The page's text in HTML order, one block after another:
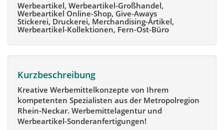
Werbeartikel, Werbeartikel-Großhandel,
Werbeartikel Online-Shop, Give-Aways
Stickerei, Druckerei, Merchandising-Artikel,
Werbeartikel-Kollektionen, Fern-Ost-Büro
Kurzbeschreibung
Kreative Werbemittelkonzepte von Ihrem
kompetenten Spezialisten aus der Metropolregion
Rhein-Neckar. Werbemittelagentur und
Werbeartikel-Sonderanfertigungen!